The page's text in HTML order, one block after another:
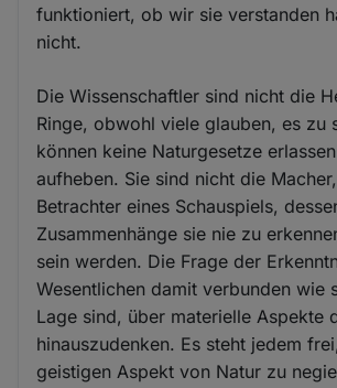
funktioniert, ob wir sie verstanden
nicht.
Die Wissenschaftler sind nicht die
Ringe, obwohl viele glauben, es zu
können keine Naturgesetze
aufheben. Sie sind nicht die
Betrachter eines Schauspiels,
Zusammenhänge sie nie zu
sein werden. Die Frage der
Wesentlichen damit verbunden wie
Lage sind, über materielle Aspekte
hinauszudenken. Es steht jedem
geistigen Aspekt von Natur zu